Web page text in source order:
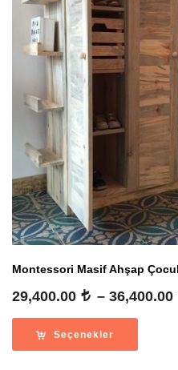
Montessori Masif Ahşap
29,400.00 – 36,400.00
Seçenekler